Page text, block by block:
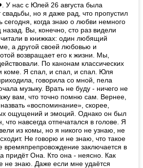
У нас с Юлей 26 августа была
но я даже рад, что пропустил
сегодня, когда знаю о любви немного
Вы, конечно, сто раз видели
в книжках: один любящий
а другой своей любовью и
возвращает его к жизни. Мы,
По канонам классических
Я спал, и спал, и спал. Юля
говорила со мной, пела
музыку. Врать не буду - ничего не
вам, что точно помню сам. Вернее,
«воспоминание», скорее,
ощущений и эмоций. Однако он был
что навсегда отпечатался в голове. Я
из комы, но я никого не узнаю, не
Не говорю и не знаю, что такое
времяпрепровождение заключается в
придёт Она. Кто она - неясно. Как
не знаю. Даже если мне удаётся